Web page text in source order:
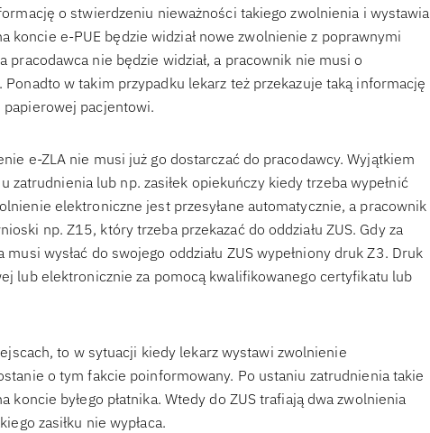
o stwierdzeniu nieważności takiego zwolnienia i wystawia
koncie e-PUE będzie widział nowe zwolnienie z poprawnymi
nie będzie widział, a pracownik nie musi o
w takim przypadku lekarz też przekazuje taką informację
papierowej pacjentowi.
e-ZLA nie musi już go dostarczać do pracodawcy. Wyjątkiem
zatrudnienia lub np. zasiłek opiekuńczy kiedy trzeba wypełnić
elektroniczne jest przesyłane automatycznie, a pracownik
np. Z15, który trzeba przekazać do oddziału ZUS. Gdy za
wysłać do swojego oddziału ZUS wypełniony druk Z3. Druk
lub elektronicznie za pomocą kwalifikowanego certyfikatu lub
to w sytuacji kiedy lekarz wystawi zwolnienie
o tym fakcie poinformowany. Po ustaniu zatrudnienia takie
byłego płatnika. Wtedy do ZUS trafiają dwa zwolnienia
zasiłku nie wypłaca.